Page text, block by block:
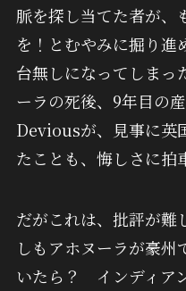
脈を探し当てた者が、
を！とむやみに掘り進
台無しになってしまっ
ーラの死後、9年目の
Deviousが、見事に英
たことも、悔しさに拍
だがこれは、批評が難
しもアホヌーラが豪州
いたら？ インディア